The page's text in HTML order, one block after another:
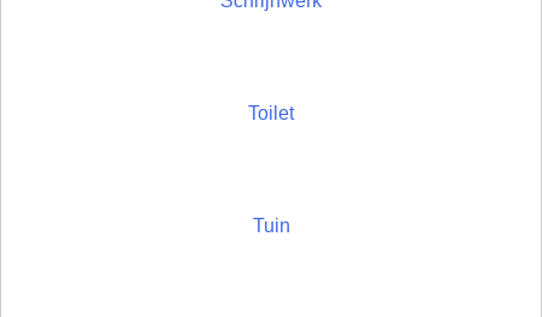
Toilet
Tuin